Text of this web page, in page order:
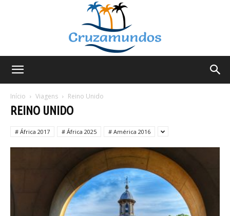
Início Viagens Reino Unido
REINO UNIDO
# África 2017 # África 2025 # América 2016